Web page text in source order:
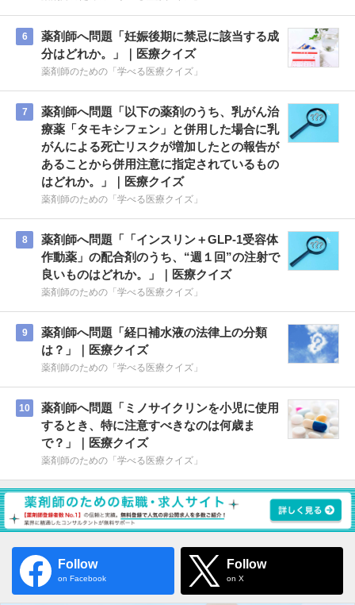
6
薬剤師へ問題「妊娠後期に禁忌に該当する成
分はどれか。」｜医療クイズ
薬剤師のための「学べる医療クイズ」
7
薬剤師へ問題「以下の薬剤のうち、乳がん治
療薬「タモキシフェン」と併用した場合に乳
がんによる死亡リスクが増加したとの報告が
あることから併用注意に指定されているもの
はどれか。」｜医療クイズ
薬剤師のための「学べる医療クイズ」
8
薬剤師へ問題「「インスリン＋GLP-1受容体
作動薬」の配合剤のうち、“週１回”の注射で
良いものはどれか。」｜医療クイズ
薬剤師のための「学べる医療クイズ」
9
薬剤師へ問題「経口補水液の法律上の分類
は？」｜医療クイズ
薬剤師のための「学べる医療クイズ」
10
薬剤師へ問題「ミノサイクリンを小児に使用
するとき、特に注意すべきなのは何歳ま
で？」｜医療クイズ
薬剤師のための「学べる医療クイズ」
Follow
on Facebook
Follow
on X